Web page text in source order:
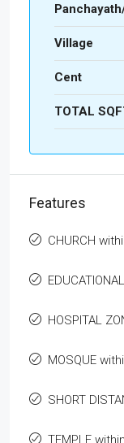
Village
Cent
TOTAL
Features
CHURCH
HOSPITAL
MOSQUE
SHORT
TEMPLE